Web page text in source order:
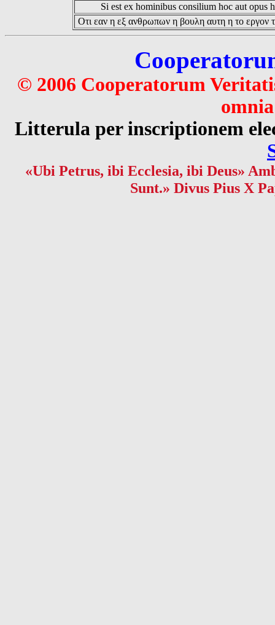
Si est ex hominibus consilium hoc aut opus
Οτι εαν η εξ ανθρωπων η βουλη αυτη η το εργον
© 2006 Cooperatorum
Litterula per inscriptionem
«Ubi Petrus, ibi Ecclesia, ibi Deus»
Sunt.» Divus Pius X